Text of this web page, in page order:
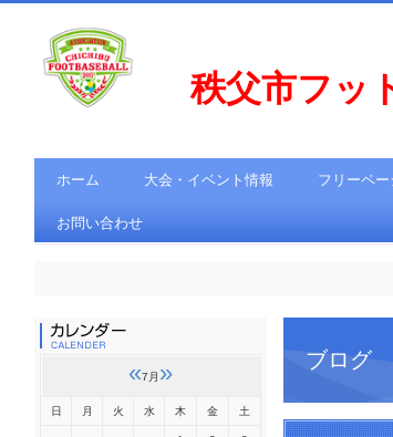
秩父市フッ
ホーム 大会・イベント情報 フリーペー
お問い合わせ
ブログ
«7月 »
日 月 火 水 木 金 土